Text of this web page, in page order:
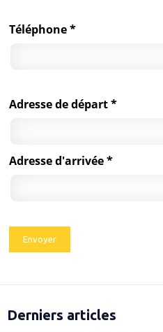
Téléphone *
Adresse de départ *
Adresse d'arrivée *
Derniers articles